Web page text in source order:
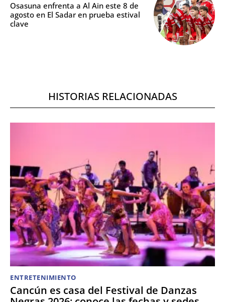
Osasuna enfrenta a Al Ain este 8 de
agosto en El Sadar en prueba estival
clave
HISTORIAS RELACIONADAS
ENTRETENIMIENTO
Cancún es casa del Festival de Danzas